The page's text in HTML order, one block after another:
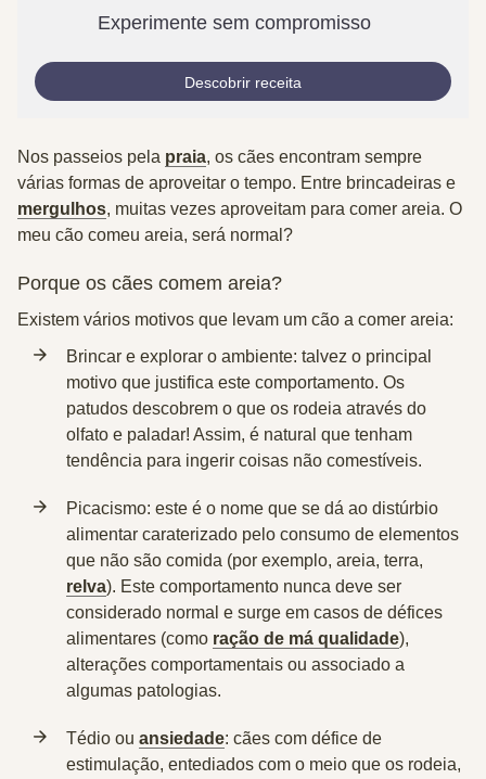
Experimente sem compromisso
Descobrir receita
Nos passeios pela praia, os cães encontram sempre
várias formas de aproveitar o tempo. Entre brincadeiras e
mergulhos, muitas vezes aproveitam para comer areia. O
meu cão comeu areia, será normal?
Porque os cães comem areia?
Existem vários motivos que levam um cão a comer areia:
Brincar e explorar o ambiente: talvez o principal
motivo que justifica este comportamento. Os
patudos descobrem o que os rodeia através do
olfato e paladar! Assim, é natural que tenham
tendência para ingerir coisas não comestíveis.
Picacismo: este é o nome que se dá ao distúrbio
alimentar caraterizado pelo consumo de elementos
que não são comida (por exemplo, areia, terra,
relva). Este comportamento nunca deve ser
considerado normal e surge em casos de défices
alimentares (como ração de má qualidade),
alterações comportamentais ou associado a
algumas patologias.
Tédio ou ansiedade: cães com défice de
estimulação, entediados com o meio que os rodeia,